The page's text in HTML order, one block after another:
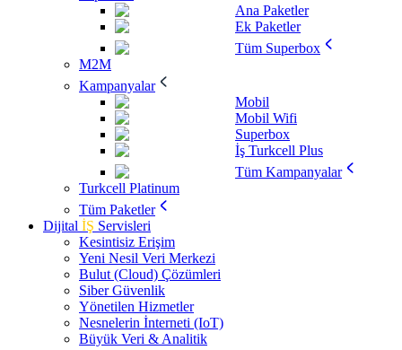
Ana Paketler
Ek Paketler
Tüm Superbox
M2M
Kampanyalar
Mobil
Mobil Wifi
Superbox
İş Turkcell Plus
Tüm Kampanyalar
Turkcell Platinum
Tüm Paketler
Dijital İŞ Servisleri
Kesintisiz Erişim
Yeni Nesil Veri Merkezi
Bulut (Cloud) Çözümleri
Siber Güvenlik
Yönetilen Hizmetler
Nesnelerin İnterneti (IoT)
Büyük Veri & Analitik